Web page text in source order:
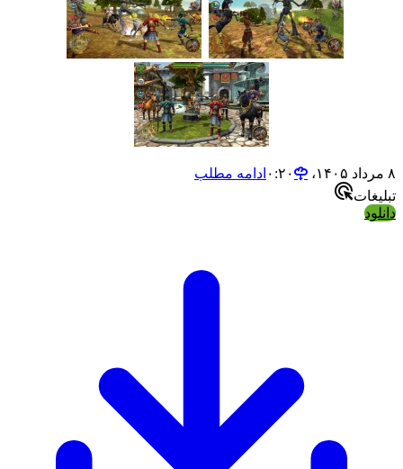
ادامه مطلب